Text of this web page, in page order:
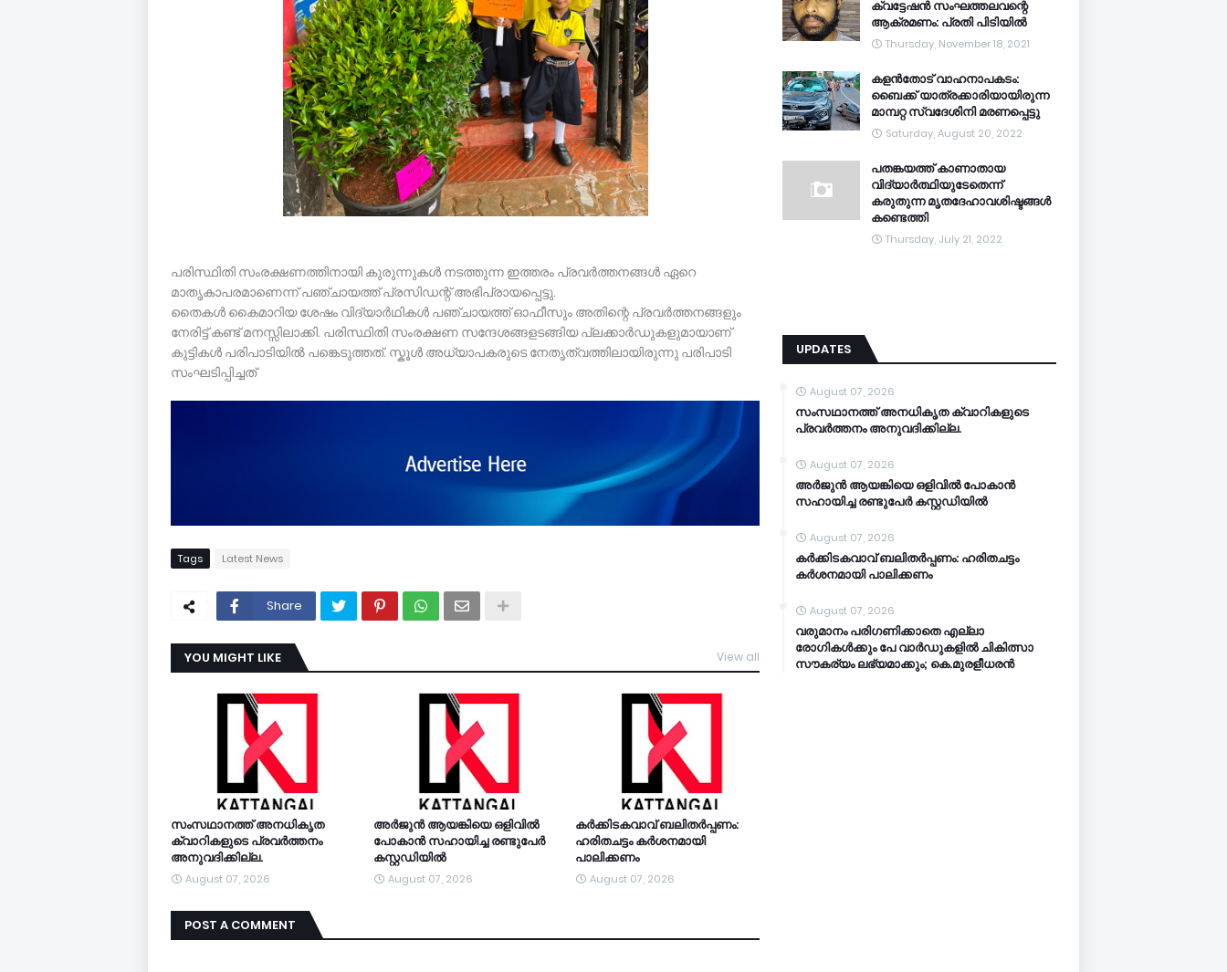
പരിസ്ഥിതി സംരക്ഷണത്തിനായി കുരുന്നുകൾ നടത്തുന്ന ഇത്തരം പ്രവർത്തനങ്ങൾ ഏറെ
മാതൃകാപരമാണെന്ന് പഞ്ചായത്ത് പ്രസിഡന്റ് അഭിപ്രായപ്പെട്ടു.
തൈകൾ കൈമാറിയ ശേഷം വിദ്യാർഥികൾ പഞ്ചായത്ത് ഓഫീസും അതിന്റെ പ്രവർത്തനങ്ങളും
നേരിട്ട് കണ്ട് മനസ്സിലാക്കി. പരിസ്ഥിതി സംരക്ഷണ സന്ദേശങ്ങളടങ്ങിയ പ്ലക്കാർഡുകളുമായാണ്
കുട്ടികൾ പരിപാടിയിൽ പങ്കെടുത്തത്. സ്കൂൾ അധ്യാപകരുടെ നേതൃത്വത്തിലായിരുന്നു പരിപാടി
സംഘടിപ്പിച്ചത്
Tags Latest News
Share
YOU MIGHT LIKE View all
സംസഥാനത്ത് അനധികൃത
ക്വാറികളുടെ പ്രവര്‍ത്തനം
അനുവദിക്കില്ല.
August 07, 2026
അര്‍ജുന്‍ ആയങ്കിയെ ഒളിവില്‍
പോകാന്‍ സഹായിച്ച രണ്ടുപേര്‍
കസ്റ്റഡിയിൽ
August 07, 2026
കര്‍ക്കിടകവാവ് ബലിതര്‍പ്പണം:
ഹരിതചട്ടം കര്‍ശനമായി
പാലിക്കണം
August 07, 2026
POST A COMMENT
ക്വട്ടേഷൻ സംഘത്തലവന്റെ
ആക്രമണം: പ്രതി പിടിയിൽ
Thursday, November 18, 2021
കളൻതോട് വാഹനാപകടം:
ബൈക്ക് യാത്രക്കാരിയായിരുന്ന
മാമ്പറ്റ സ്വദേശിനി മരണപ്പെട്ടു
Saturday, August 20, 2022
പതങ്കയത്ത് കാണാതായ
വിദ്യാർത്ഥിയുടേതെന്ന്
കരുതുന്ന മൃതദേഹാവശിഷ്ടങ്ങൾ
കണ്ടെത്തി
Thursday, July 21, 2022
UPDATES
August 07, 2026
സംസഥാനത്ത് അനധികൃത ക്വാറികളുടെ
പ്രവര്‍ത്തനം അനുവദിക്കില്ല.
August 07, 2026
അര്‍ജുന്‍ ആയങ്കിയെ ഒളിവില്‍ പോകാന്‍
സഹായിച്ച രണ്ടുപേര്‍ കസ്റ്റഡിയിൽ
August 07, 2026
കര്‍ക്കിടകവാവ് ബലിതര്‍പ്പണം: ഹരിതചട്ടം
കര്‍ശനമായി പാലിക്കണം
August 07, 2026
വരുമാനം പരിഗണിക്കാതെ എല്ലാ
രോഗികൾക്കും പേ വാർഡുകളിൽ ചികിത്സാ
സൗകര്യം ലഭ്യമാക്കും; കെ.മുരളീധരൻ